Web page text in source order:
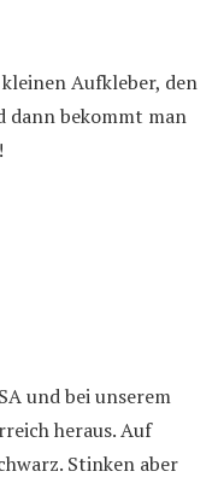
Aufkleber, den
dann bekommt man
und bei unserem
heraus. Auf
Stinken aber